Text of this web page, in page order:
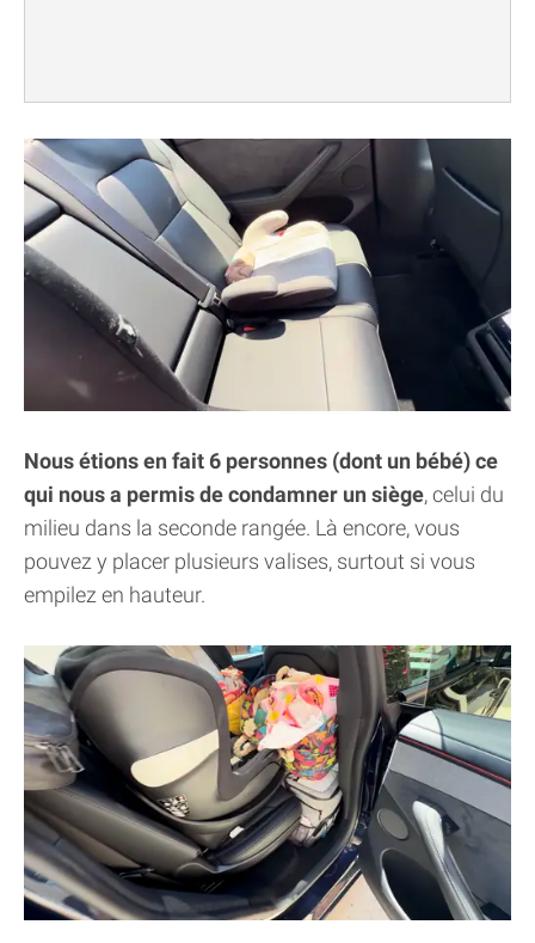
Nous étions en fait 6 personnes (dont un bébé) ce
qui nous a permis de condamner un siège, celui du
milieu dans la seconde rangée. Là encore, vous
pouvez y placer plusieurs valises, surtout si vous
empilez en hauteur.